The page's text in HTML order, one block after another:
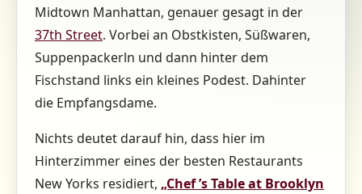
Midtown Manhattan, genauer gesagt in der
37th Street. Vorbei an Obstkisten, Süßwaren,
Suppenpackerln und dann hinter dem
Fischstand links ein kleines Podest. Dahinter
die Empfangsdame.
Nichts deutet darauf hin, dass hier im
Hinterzimmer eines der besten Restaurants
New Yorks residiert, „Chef ’s Table at Brooklyn